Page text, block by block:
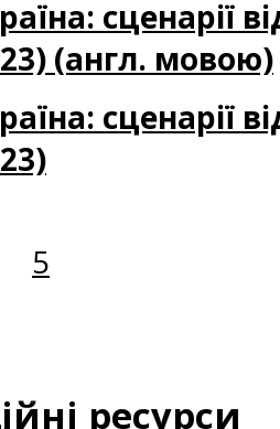
сценарії
(англ. мовою)
сценарії
5
ресурси